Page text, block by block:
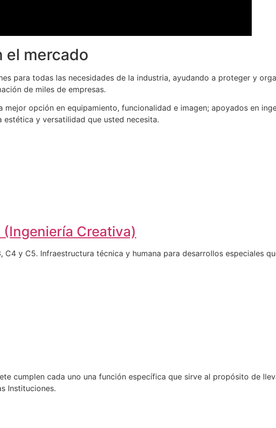
el mercado
para todas las necesidades de la industria, ayudando a proteger y
de miles de empresas.
opción en equipamiento, funcionalidad e imagen; apoyados en
y versatilidad que usted necesita.
Creativa)
C4 y C5. Infraestructura técnica y humana para desarrollos especiales
cumplen cada uno una función específica que sirve al propósito de
Instituciones.